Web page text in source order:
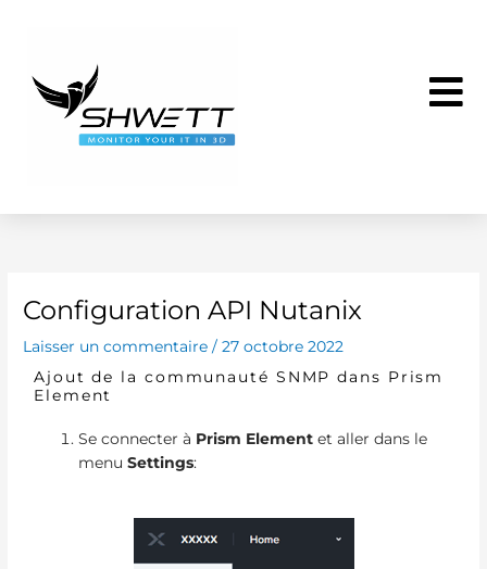
Configuration API Nutanix
Laisser un commentaire /27 octobre 2022
Ajout de la communauté SNMP dans Prism
Element
Se connecter à Prism Element et aller dans le
menuSettings: